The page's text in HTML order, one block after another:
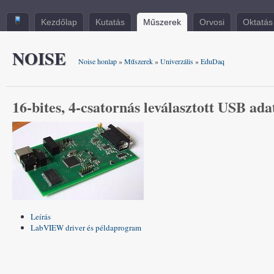
Kezdőlap Kutatás Műszerek Orvosi Oktatás
NOISE Noise honlap»Műszerek»Univerzális»EduDaq
16-bites, 4-csatornás leválasztott USB
Leírás
LabVIEW driver és példaprogram